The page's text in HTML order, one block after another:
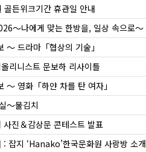
든위크기간 휴관일 안내
～나에게 맞는 한방을, 일상 속으로～
～ 드라마「협상의 기술」
리니스트 문보하 리사이틀
～ 영화「하얀 차를 탄 여자」
〜물김치
사진＆감상문 콘테스트 발표
: 잡지 ‘Hanako’한국문화원 사랑방 소개